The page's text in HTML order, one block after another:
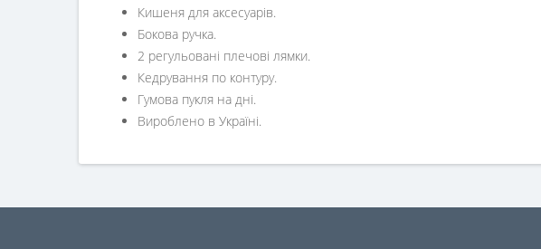
Кишеня для аксесуарів.
Бокова ручка.
2 регульовані плечові лямки.
Кедрування по контуру.
Гумова пукля на дні.
Вироблено в Україні.